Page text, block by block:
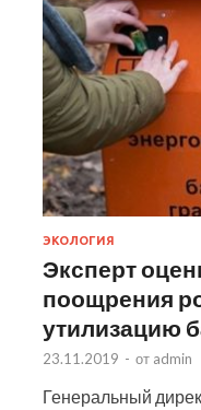
ЭКОЛОГИЯ
Эксперт
поощрения
утилизацию
23.11.2019 - от admin
Генеральный